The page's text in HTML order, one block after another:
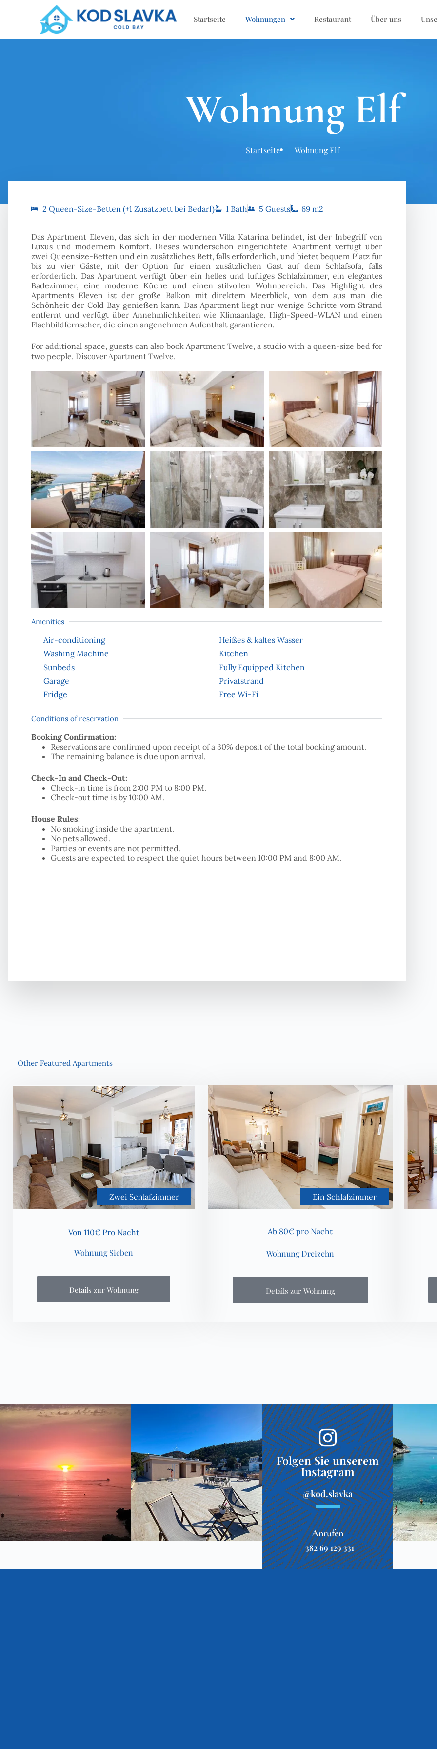
Startseite Wohnungen Restaurant Über uns
Wohnung Elf
Startseite Wohnung Elf
2 Queen-Size-Betten (+1 Zusatzbett bei Bedarf) 1 Bath 5 Guests 69 m2
Das Apartment Eleven, das sich in der modernen Villa Katarina befindet, ist der Inbegriff von
Luxus und modernem Komfort. Dieses wunderschön eingerichtete Apartment verfügt über
zwei Queensize-Betten und ein zusätzliches Bett, falls erforderlich, und bietet bequem Platz für
bis zu vier Gäste, mit der Option für einen zusätzlichen Gast auf dem Schlafsofa, falls
erforderlich. Das Apartment verfügt über ein helles und luftiges Schlafzimmer, ein elegantes
Badezimmer, eine moderne Küche und einen stilvollen Wohnbereich. Das Highlight des
Apartments Eleven ist der große Balkon mit direktem Meerblick, von dem aus man die
Schönheit der Cold Bay genießen kann. Das Apartment liegt nur wenige Schritte vom Strand
entfernt und verfügt über Annehmlichkeiten wie Klimaanlage, High-Speed-WLAN und einen
Flachbildfernseher, die einen angenehmen Aufenthalt garantieren.
For additional space, guests can also book Apartment Twelve, a studio with a queen-size bed for
two people. Discover Apartment Twelve.
Amenities
Air-conditioning
Washing Machine
Sunbeds
Garage
Fridge
Heißes & kaltes Wasser
Kitchen
Fully Equipped Kitchen
Privatstrand
Free Wi-Fi
Conditions of reservation
Booking Confirmation:
Reservations are confirmed upon receipt of a 30% deposit of the total booking amount.
The remaining balance is due upon arrival.
Check-In and Check-Out:
Check-in time is from 2:00 PM to 8:00 PM.
Check-out time is by 10:00 AM.
House Rules:
No smoking inside the apartment.
No pets allowed.
Parties or events are not permitted.
Guests are expected to respect the quiet hours between 10:00 PM and 8:00 AM.
Other Featured Apartments
Zwei Schlafzimmer
Von 110€ Pro Nacht
Wohnung Sieben
Details zur Wohnung
Ein Schlafzimmer
Ab 80€ pro Nacht
Wohnung Dreizehn
Details zur Wohnung
Folgen Sie unserem
Instagram
@kod.slavka
Anrufen
+382 69 129 331